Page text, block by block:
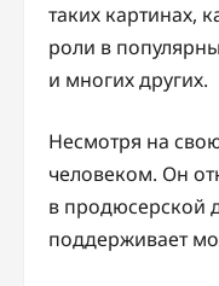
таких картинах,
роли в
и многих других.
Несмотря на
человеком. Он
в продюсерской
поддерживает